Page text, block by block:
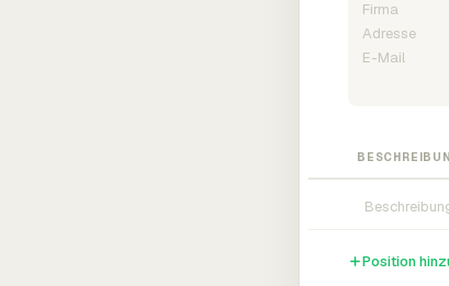
Position